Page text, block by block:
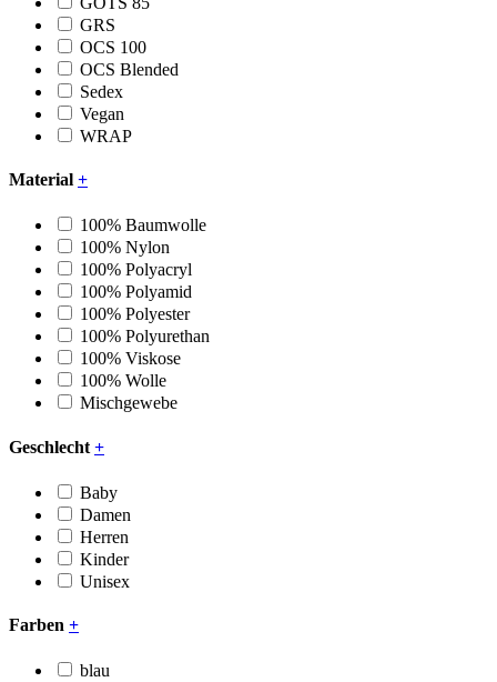
GRS
OCS 100
OCS Blended
Sedex
Vegan
WRAP
Material +
100% Baumwolle
100% Nylon
100% Polyacryl
100% Polyamid
100% Polyester
100% Polyurethan
100% Viskose
100% Wolle
Mischgewebe
Geschlecht +
Baby
Damen
Herren
Kinder
Unisex
Farben +
blau